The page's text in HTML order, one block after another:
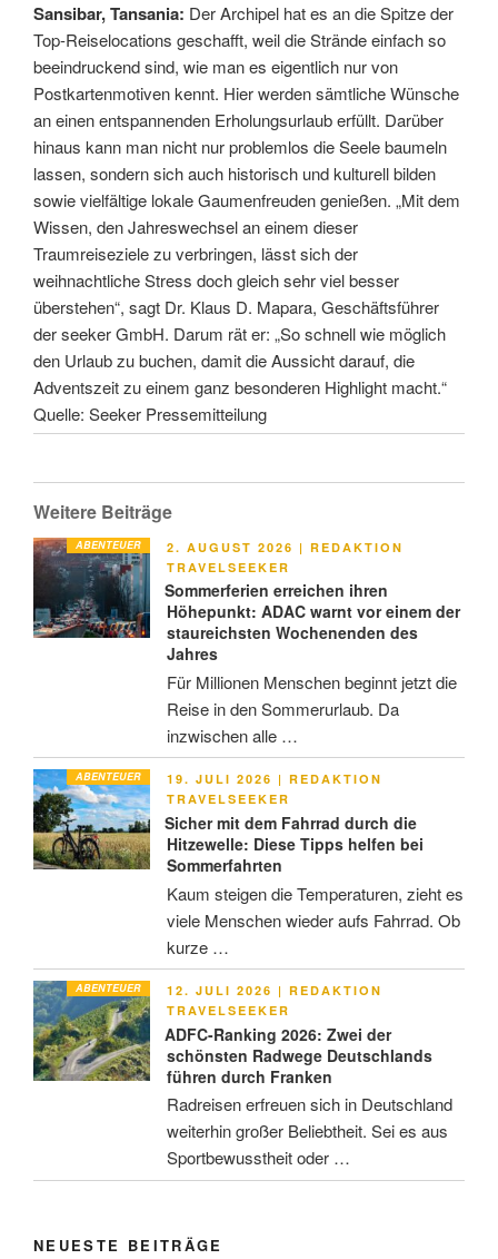
Sansibar, Tansania: Der Archipel hat es an die Spitze der
Top-Reiselocations geschafft, weil die Strände einfach so
beeindruckend sind, wie man es eigentlich nur von
Postkartenmotiven kennt. Hier werden sämtliche Wünsche
an einen entspannenden Erholungsurlaub erfüllt. Darüber
hinaus kann man nicht nur problemlos die Seele baumeln
lassen, sondern sich auch historisch und kulturell bilden
sowie vielfältige lokale Gaumenfreuden genießen. „Mit dem
Wissen, den Jahreswechsel an einem dieser
Traumreiseziele zu verbringen, lässt sich der
weihnachtliche Stress doch gleich sehr viel besser
überstehen“, sagt Dr. Klaus D. Mapara, Geschäftsführer
der seeker GmbH. Darum rät er: „So schnell wie möglich
den Urlaub zu buchen, damit die Aussicht darauf, die
Adventszeit zu einem ganz besonderen Highlight macht.“
Quelle: Seeker Pressemitteilung
Weitere Beiträge
ABENTEUER
VERÖFFENTLICHT
AM
2. AUGUST 2026 | REDAKTION
TRAVELSEEKER
Sommerferien erreichen ihren
Höhepunkt: ADAC warnt vor einem der
staureichsten Wochenenden des
Jahres
Für Millionen Menschen beginnt jetzt die
Reise in den Sommerurlaub. Da
inzwischen alle …
ABENTEUER
VERÖFFENTLICHT
AM
19. JULI 2026 | REDAKTION
TRAVELSEEKER
Sicher mit dem Fahrrad durch die
Hitzewelle: Diese Tipps helfen bei
Sommerfahrten
Kaum steigen die Temperaturen, zieht es
viele Menschen wieder aufs Fahrrad. Ob
kurze …
ABENTEUER
VERÖFFENTLICHT
AM
12. JULI 2026 | REDAKTION
TRAVELSEEKER
ADFC-Ranking 2026: Zwei der
schönsten Radwege Deutschlands
führen durch Franken
Radreisen erfreuen sich in Deutschland
weiterhin großer Beliebtheit. Sei es aus
Sportbewusstheit oder …
NEUESTE BEITRÄGE